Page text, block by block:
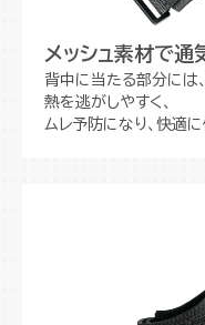
メッシュ素材で
背中に当たる部分には
熱を逃がしやすく、
ムレ予防になり、快適に